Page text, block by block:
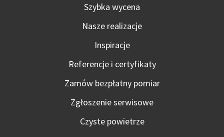
Szybka wycena
Nasze realizacje
Inspiracje
Referencje i certyfikaty
Zamów bezpłatny pomiar
Zgłoszenie serwisowe
Czyste powietrze